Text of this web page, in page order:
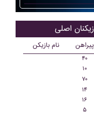
نام بازیکن پیراهن
۴۰
۱۰
۷۰
۱۴
۱۶
۵